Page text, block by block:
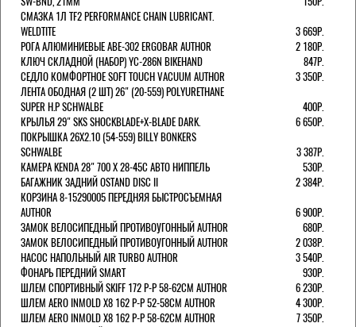
СМАЗКА 1Л TF2 PERFORMANCE CHAIN LUBRICANT.
WELDTITE
3 669Р.
РОГА АЛЮМИНИЕВЫЕ ABE-302 ERGOBAR AUTHOR
2 180Р.
КЛЮЧ СКЛАДНОЙ (НАБОР) YC-286N BIKEHAND
847Р.
СЕДЛО КОМФОРТНОЕ SOFT TOUCH VACUUM AUTHOR
3 350Р.
ЛЕНТА ОБОДНАЯ (2 ШТ) 26" (20-559) POLYURETHANE
SUPER H.P SCHWALBE
400Р.
КРЫЛЬЯ 29" SKS SHOCKBLADE+X-BLADE DARK.
6 650Р.
ПОКРЫШКА 26X2.10 (54-559) BILLY BONKERS
SCHWALBE
3 387Р.
КАМЕРА KENDA 28" 700 Х 28-45С АВТО НИППЕЛЬ
530Р.
БАГАЖНИК ЗАДНИЙ OSTAND DISC II
2 384Р.
КОРЗИНА 8-15290005 ПЕРЕДНЯЯ БЫСТРОСЪЕМНАЯ
AUTHOR
6 900Р.
ЗАМОК ВЕЛОСИПЕДНЫЙ ПРОТИВОУГОННЫЙ AUTHOR
680Р.
ЗАМОК ВЕЛОСИПЕДНЫЙ ПРОТИВОУГОННЫЙ AUTHOR
2 038Р.
НАСОС НАПОЛЬНЫЙ AIR TURBO AUTHOR
3 540Р.
ФОНАРЬ ПЕРЕДНИЙ SMART
930Р.
ШЛЕМ СПОРТИВНЫЙ SKIFF 172 Р-Р 58-62СМ AUTHOR
6 230Р.
ШЛЕМ AERO INMOLD X8 162 Р-Р 52-58СМ AUTHOR
4 300Р.
ШЛЕМ AERO INMOLD X8 162 Р-Р 58-62СМ AUTHOR
7 350Р.